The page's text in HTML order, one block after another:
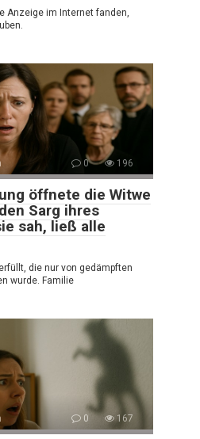
Anzeige im Internet fanden,
0 196
öffnete die Witwe
Sarg ihres
sah, ließ alle
die nur von gedämpften
wurde. Familie
0 167